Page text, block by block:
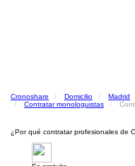
Cronoshare Domicilio Madrid
Contratar monologuistas
¿Por qué contratar profesionales de